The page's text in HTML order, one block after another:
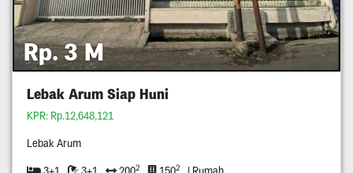
Rp. 3 M
Lebak Arum Siap Huni
KPR: Rp.12,648,121
Lebak Arum
3+1 3+1 2002 1502 | Rumah